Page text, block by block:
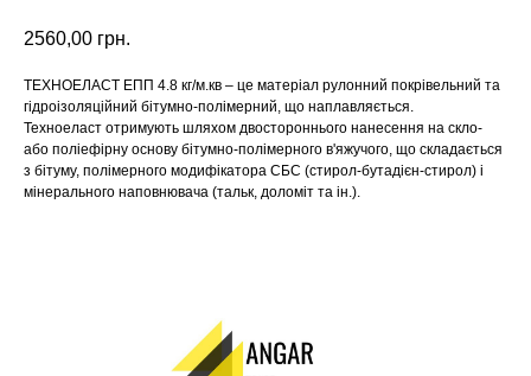
2560,00 грн.
ТЕХНОЕЛАСТ ЕПП 4.8 кг/м.кв – це матеріал рулонний покрівельний та
гідроізоляційний бітумно-полімерний, що наплавляється.
Техноеласт отримують шляхом двостороннього нанесення на скло-
або поліефірну основу бітумно-полімерного в'яжучого, що складається
з бітуму, полімерного модифікатора СБС (стирол-бутадієн-стирол) і
мінерального наповнювача (тальк, доломіт та ін.).